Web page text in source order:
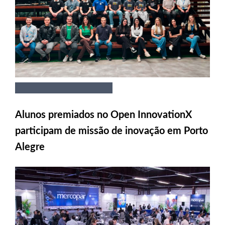
Alunos premiados no Open InnovationX
participam de missão de inovação em Porto
Alegre